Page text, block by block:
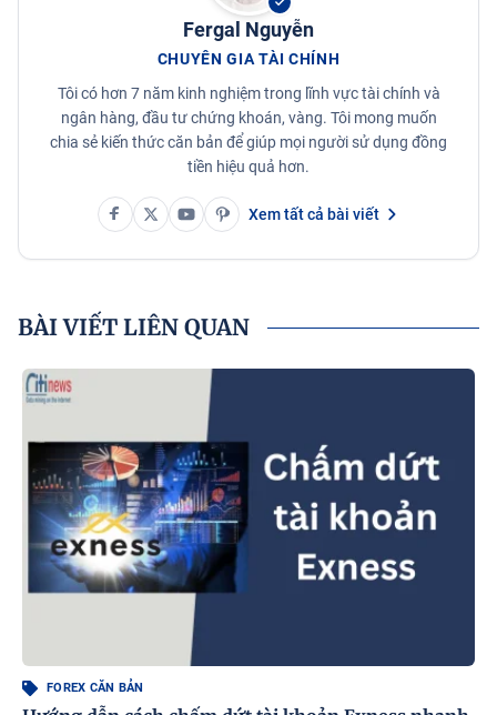
Fergal Nguyễn
CHUYÊN GIA TÀI CHÍNH
Tôi có hơn 7 năm kinh nghiệm trong lĩnh vực tài chính và
ngân hàng, đầu tư chứng khoán, vàng. Tôi mong muốn
chia sẻ kiến thức căn bản để giúp mọi người sử dụng đồng
tiền hiệu quả hơn.
Xem tất cả bài viết
BÀI VIẾT LIÊN QUAN
FOREX CĂN BẢN